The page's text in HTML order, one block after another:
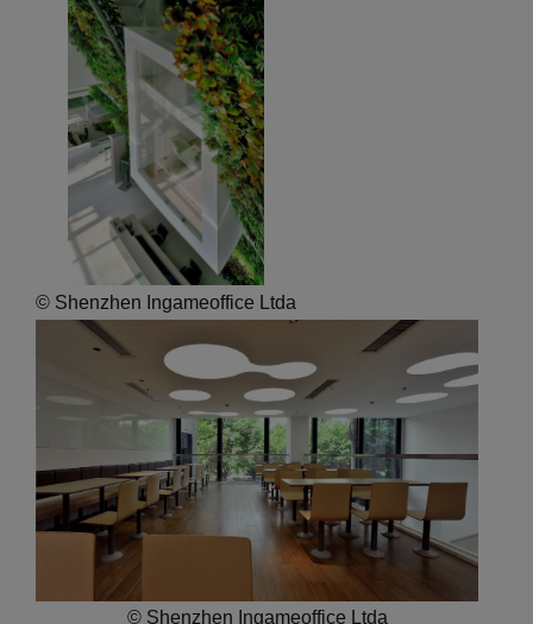
© Shenzhen Ingameoffice Ltda
© Shenzhen Ingameoffice Ltda